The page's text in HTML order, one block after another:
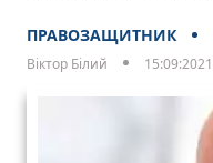
ПРАВОЗАЩИТНИК
Віктор Білий
15:09:2021